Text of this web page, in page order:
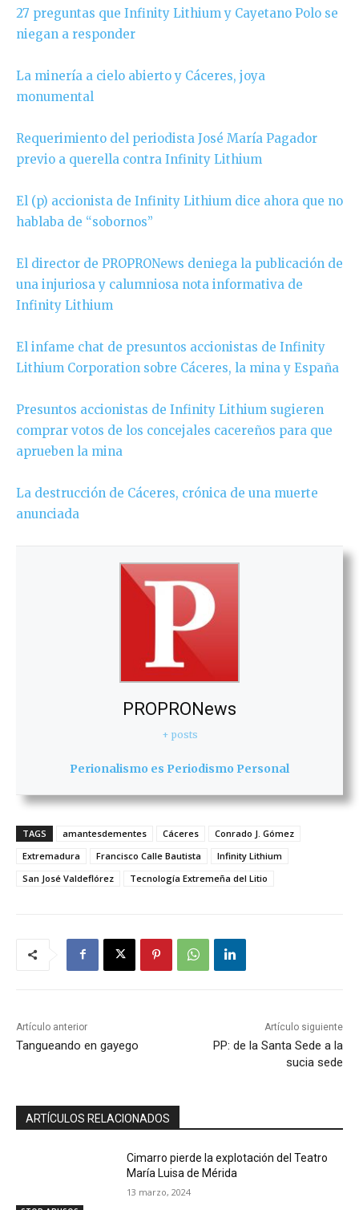
27 preguntas que Infinity Lithium y Cayetano Polo se
niegan a responder
La minería a cielo abierto y Cáceres, joya
monumental
Requerimiento del periodista José María Pagador
previo a querella contra Infinity Lithium
El (p) accionista de Infinity Lithium dice ahora que no
hablaba de “sobornos”
El director de PROPRONews deniega la publicación de
una injuriosa y calumniosa nota informativa de
Infinity Lithium
El infame chat de presuntos accionistas de Infinity
Lithium Corporation sobre Cáceres, la mina y España
Presuntos accionistas de Infinity Lithium sugieren
comprar votos de los concejales cacereños para que
aprueben la mina
La destrucción de Cáceres, crónica de una muerte
anunciada
PROPRONews
+ posts
Perionalismo es Periodismo Personal
TAGS amantesdementes Cáceres
Conrado J. Gómez
Extremadura
Francisco Calle Bautista
Infinity Lithium
San José Valdeflórez
Tecnología Extremeña del Litio
Artículo anterior
Tangueando en gayego
Artículo siguiente
PP: de la Santa Sede a la
sucia sede
ARTÍCULOS RELACIONADOS
Cimarro pierde la explotación del Teatro
María Luisa de Mérida
13 marzo, 2024